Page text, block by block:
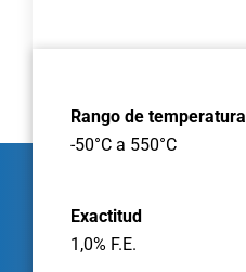
Rango de temperatura
-50°C a 550°C
Exactitud
1,0% F.E.